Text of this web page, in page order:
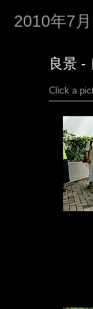
2010年7
良景 -
Click a